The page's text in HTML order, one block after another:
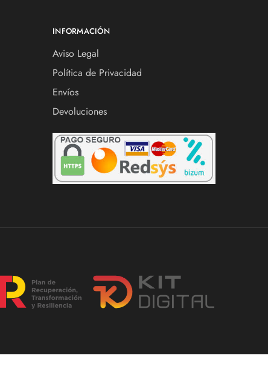
INFORMACIÓN
Aviso Legal
Política de Privacidad
Envíos
Devoluciones